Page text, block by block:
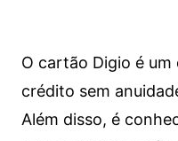
O cartão Digio é
crédito sem
Além disso, é